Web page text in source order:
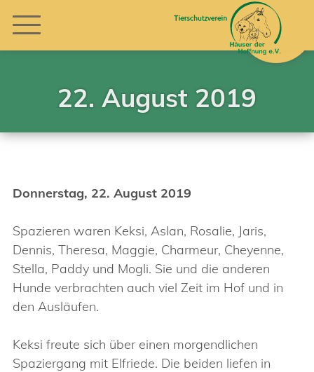
22. August 2019
Donnerstag, 22. August 2019
Spazieren waren Keksi, Aslan, Rosalie, Jaris,
Dennis, Theresa, Maggie, Charmeur, Cheyenne,
Stella, Paddy und Mogli. Sie und die anderen
Hunde verbrachten auch viel Zeit im Hof und in
den Ausläufen.
Keksi freute sich über einen morgendlichen
Spaziergang mit Elfriede. Die beiden liefen in